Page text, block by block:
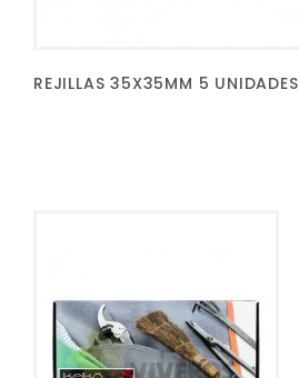
REJILLAS 35X35MM 5 UNIDADES